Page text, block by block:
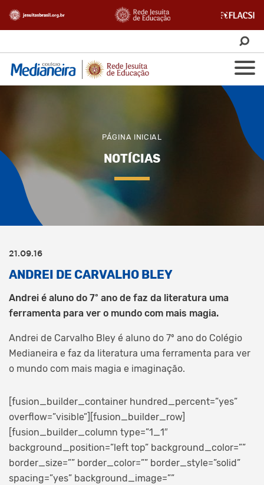
PÁGINA INICIAL
NOTÍCIAS
21.09.16
ANDREI DE CARVALHO BLEY
Andrei é aluno do 7º ano de faz da literatura uma
ferramenta para ver o mundo com mais magia.
Andrei de Carvalho Bley é aluno do 7º ano do Colégio
Medianeira e faz da literatura uma ferramenta para ver
o mundo com mais magia e imaginação.
[fusion_builder_container hundred_percent=”yes”
overflow=”visible”][fusion_builder_row]
[fusion_builder_column type=”1_1″
background_position=”left top” background_color=””
border_size=”” border_color=”” border_style=”solid”
spacing=”yes” background_image=””